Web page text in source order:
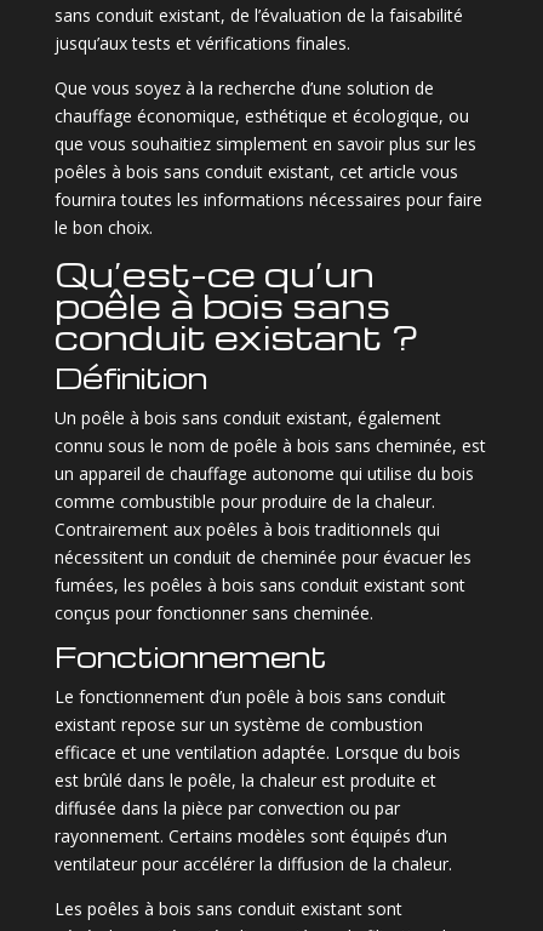
sans conduit existant, de l’évaluation de la faisabilité
jusqu’aux tests et vérifications finales.
Que vous soyez à la recherche d’une solution de
chauffage économique, esthétique et écologique, ou
que vous souhaitiez simplement en savoir plus sur les
poêles à bois sans conduit existant, cet article vous
fournira toutes les informations nécessaires pour faire
le bon choix.
Qu’est-ce qu’un
poêle à bois sans
conduit existant ?
Définition
Un poêle à bois sans conduit existant, également
connu sous le nom de poêle à bois sans cheminée, est
un appareil de chauffage autonome qui utilise du bois
comme combustible pour produire de la chaleur.
Contrairement aux poêles à bois traditionnels qui
nécessitent un conduit de cheminée pour évacuer les
fumées, les poêles à bois sans conduit existant sont
conçus pour fonctionner sans cheminée.
Fonctionnement
Le fonctionnement d’un poêle à bois sans conduit
existant repose sur un système de combustion
efficace et une ventilation adaptée. Lorsque du bois
est brûlé dans le poêle, la chaleur est produite et
diffusée dans la pièce par convection ou par
rayonnement. Certains modèles sont équipés d’un
ventilateur pour accélérer la diffusion de la chaleur.
Les poêles à bois sans conduit existant sont